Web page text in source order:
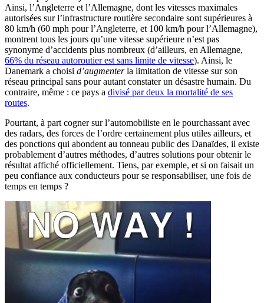
Ainsi, l’Angleterre et l’Allemagne, dont les vitesses maximales
autorisées sur l’infrastructure routière secondaire sont supérieures à
80 km/h (60 mph pour l’Angleterre, et 100 km/h pour l’Allemagne),
montrent tous les jours qu’une vitesse supérieure n’est pas
synonyme d’accidents plus nombreux (d’ailleurs, en Allemagne,
66% du réseau autoroutier est sans limite de vitesse). Ainsi, le
Danemark a choisi d’augmenterla limitation de vitesse sur son
réseau principal sans pour autant constater un désastre humain. Du
contraire, même : ce pays a divisé par deux la mortalité de ses
routes.
Pourtant, à part cogner sur l’automobiliste en le pourchassant avec
des radars, des forces de l’ordre certainement plus utiles ailleurs, et
des ponctions qui abondent au tonneau public des Danaïdes, il existe
probablement d’autres méthodes, d’autres solutions pour obtenir le
résultat affiché officiellement. Tiens, par exemple, et si on faisait un
peu confiance aux conducteurs pour se responsabiliser, une fois de
temps en temps ?